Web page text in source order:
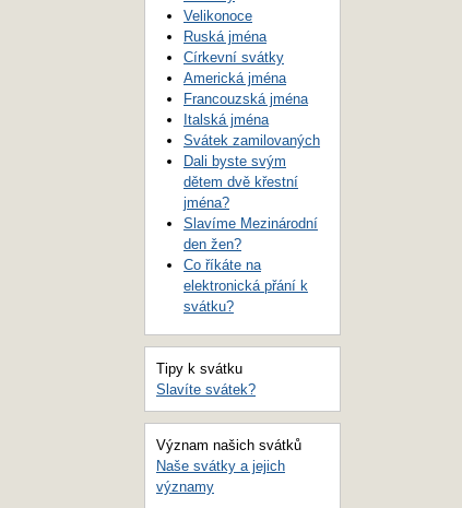
Velikonoce
Ruská jména
Církevní svátky
Americká jména
Francouzská jména
Italská jména
Svátek zamilovaných
Dali byste svým
dětem dvě křestní
jména?
Slavíme Mezinárodní
den žen?
Co říkáte na
elektronická přání k
svátku?
Tipy k svátku
Slavíte svátek?
Význam našich svátků
Naše svátky a jejich
významy